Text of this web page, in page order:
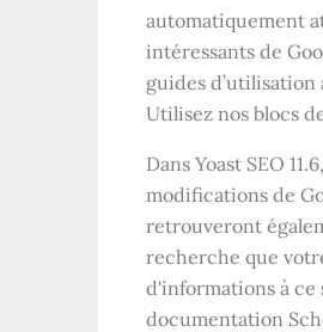
automatiquement
intéressants de
guides
Utilisez nos blocs
Dans Yoast SEO
modifications de
retrouveront
recherche que
d'informations à ce
documentation